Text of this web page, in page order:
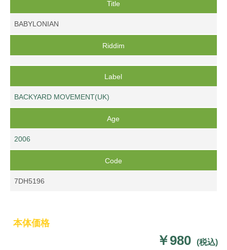
Title
BABYLONIAN
Riddim
Label
BACKYARD MOVEMENT(UK)
Age
2006
Code
7DH5196
本体価格
￥980 (税込)